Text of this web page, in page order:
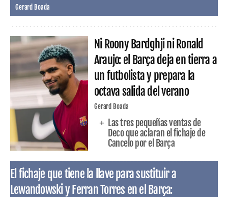
Gerard Boada
Ni Roony Bardghji ni Ronald
Araujo: el Barça deja en tierra a
un futbolista y prepara la
octava salida del verano
Gerard Boada
Las tres pequeñas ventas de
Deco que aclaran el fichaje de
Cancelo por el Barça
El fichaje que tiene la llave para sustituir a
Lewandowski y Ferran Torres en el Barça: